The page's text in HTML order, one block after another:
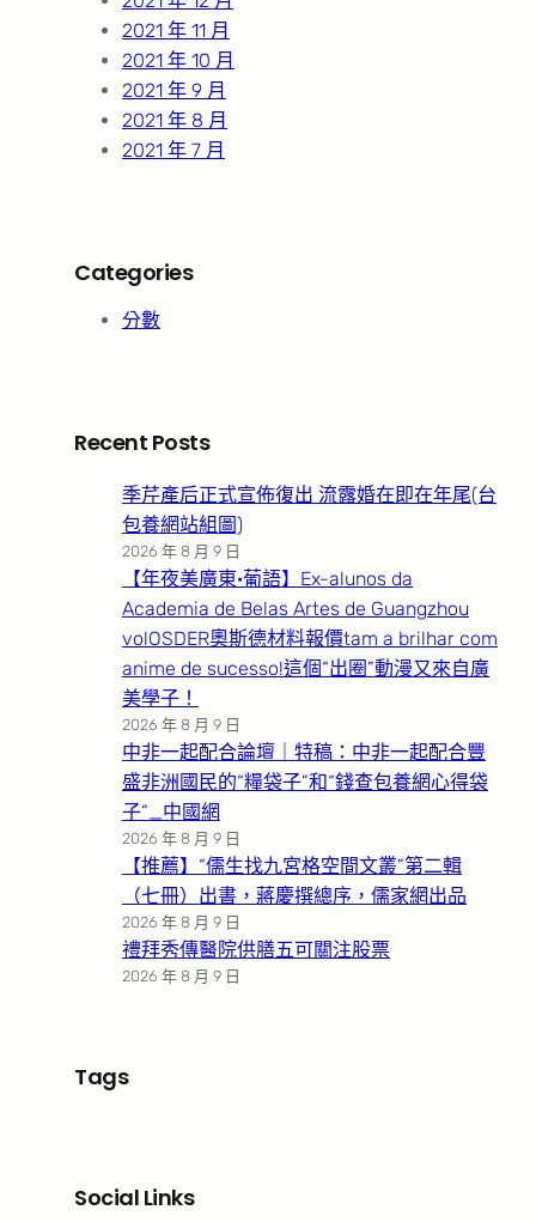
2021 年 11 月
2021 年 10 月
2021 年 9 月
2021 年 8 月
2021 年 7 月
Categories
分數
Recent Posts
季芹產后正式宣佈復出 流露婚在即在年尾(台
包養網站組圖)
2026 年 8 月 9 日
【年夜美廣東·葡語】Ex-alunos da
Academia de Belas Artes de Guangzhou
volOSDER奧斯德材料報價tam a brilhar com
anime de sucesso!這個“出圈”動漫又來自廣
美學子！
2026 年 8 月 9 日
中非一起配合論壇｜特稿：中非一起配合豐
盛非洲國民的“糧袋子”和“錢查包養網心得袋
子”_中國網
2026 年 8 月 9 日
【推薦】“儒生找九宮格空間文叢”第二輯
（七冊）出書，蔣慶撰總序，儒家網出品
2026 年 8 月 9 日
禮拜秀傳醫院供膳五可關注股票
2026 年 8 月 9 日
Tags
Social Links